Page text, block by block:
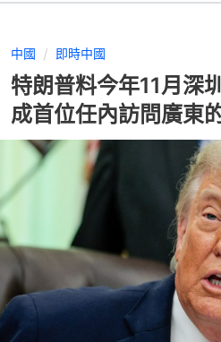
中國 即時中國
特朗普料今年11月
成首位任內訪問廣東